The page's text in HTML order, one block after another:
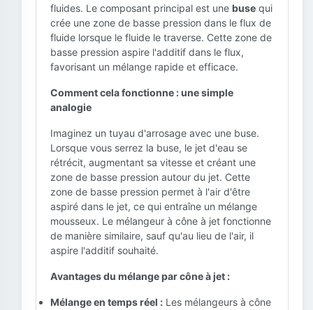
fluides. Le composant principal est une buse qui
crée une zone de basse pression dans le flux de
fluide lorsque le fluide le traverse. Cette zone de
basse pression aspire l'additif dans le flux,
favorisant un mélange rapide et efficace.
Comment cela fonctionne : une simple
analogie
Imaginez un tuyau d'arrosage avec une buse.
Lorsque vous serrez la buse, le jet d'eau se
rétrécit, augmentant sa vitesse et créant une
zone de basse pression autour du jet. Cette
zone de basse pression permet à l'air d'être
aspiré dans le jet, ce qui entraîne un mélange
mousseux. Le mélangeur à cône à jet fonctionne
de manière similaire, sauf qu'au lieu de l'air, il
aspire l'additif souhaité.
Avantages du mélange par cône à jet :
Mélange en temps réel : Les mélangeurs à cône